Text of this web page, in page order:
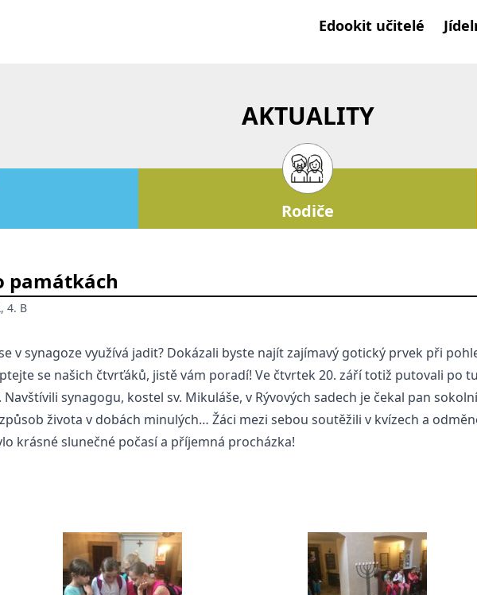
Edookit učitelé
AKTUALITY
Rodiče
památkách
, 4. B
v synagoze využívá jadit? Dokázali byste najít zajímavý gotický prvek při
se našich čtvrťáků, jistě vám poradí! Ve čtvrtek 20. září totiž putovali po
synagogu, kostel sv. Mikuláše, v Rývových sadech je čekal pan
života v dobách minulých… Žáci mezi sebou soutěžili v kvízech a
krásné slunečné počasí a příjemná procházka!